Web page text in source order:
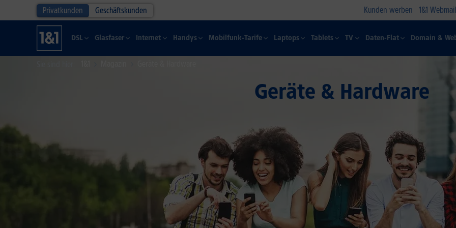
Privatkunden Geschäftskunden Kunden werben 1&1
DSL Glasfaser Internet Handys Mobilfunk-Tarife Laptops Tablets TV Daten-Flat Domain &
Geräte & Hardware